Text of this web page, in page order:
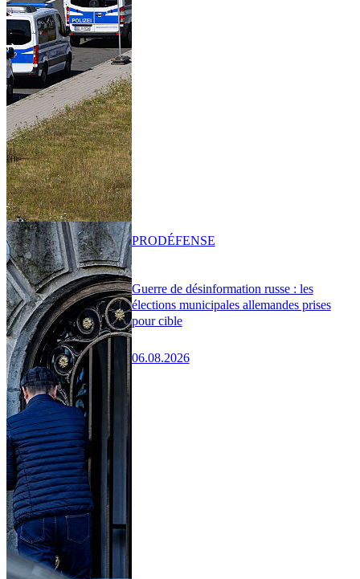
Guerre de désinformation russe : les
élections municipales allemandes prises
pour cible
06.08.2026
PRODÉFENSE